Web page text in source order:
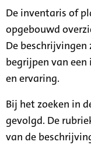
De inventaris of
opgebouwd
De
begrijpen van
en ervaring.
Bij het zoeken in
gevolgd. De
van de